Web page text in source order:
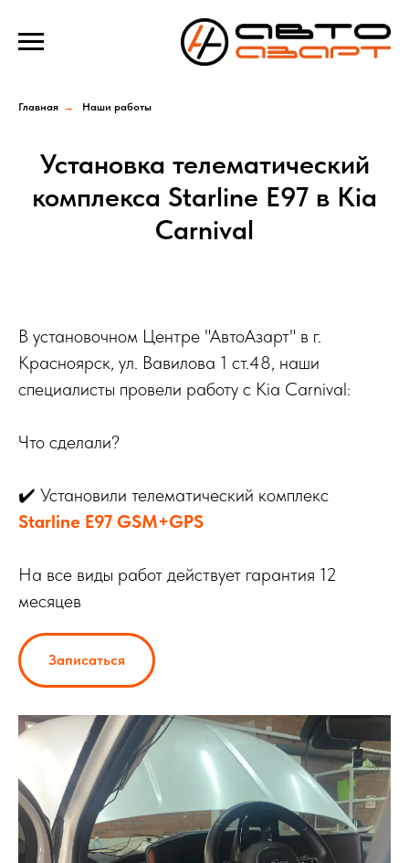
Главная → Наши работы
Установка телематический
комплекса Starline E97 в Kia
Carnival
В установочном Центре "АвтоАзарт" в г.
Красноярск, ул. Вавилова 1 ст.48, наши
специалисты провели работу с Kia Carnival:
Что сделали?
✔️ Установили телематический комплекс
Starline E97 GSM+GPS
На все виды работ действует гарантия 12
месяцев
Записаться